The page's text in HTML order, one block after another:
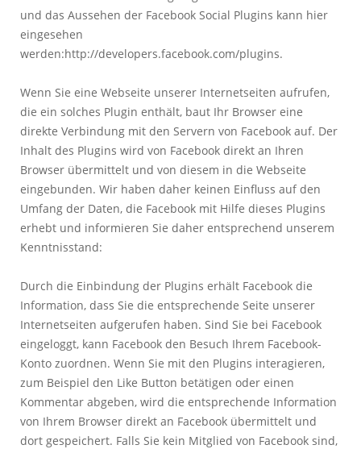
und das Aussehen der Facebook Social Plugins kann hier
eingesehen
werden:http://developers.facebook.com/plugins.
Wenn Sie eine Webseite unserer Internetseiten aufrufen,
die ein solches Plugin enthält, baut Ihr Browser eine
direkte Verbindung mit den Servern von Facebook auf. Der
Inhalt des Plugins wird von Facebook direkt an Ihren
Browser übermittelt und von diesem in die Webseite
eingebunden. Wir haben daher keinen Einfluss auf den
Umfang der Daten, die Facebook mit Hilfe dieses Plugins
erhebt und informieren Sie daher entsprechend unserem
Kenntnisstand:
Durch die Einbindung der Plugins erhält Facebook die
Information, dass Sie die entsprechende Seite unserer
Internetseiten aufgerufen haben. Sind Sie bei Facebook
eingeloggt, kann Facebook den Besuch Ihrem Facebook-
Konto zuordnen. Wenn Sie mit den Plugins interagieren,
zum Beispiel den Like Button betätigen oder einen
Kommentar abgeben, wird die entsprechende Information
von Ihrem Browser direkt an Facebook übermittelt und
dort gespeichert. Falls Sie kein Mitglied von Facebook sind,